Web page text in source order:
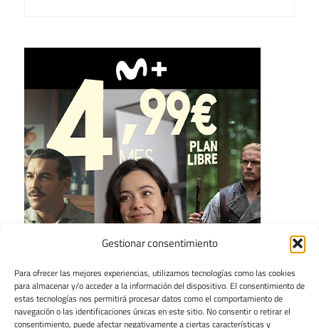
Gestionar consentimiento
Para ofrecer las mejores experiencias, utilizamos tecnologías como las cookies
para almacenar y/o acceder a la información del dispositivo. El consentimiento de
estas tecnologías nos permitirá procesar datos como el comportamiento de
navegación o las identificaciones únicas en este sitio. No consentir o retirar el
consentimiento, puede afectar negativamente a ciertas características y